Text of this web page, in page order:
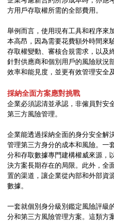
方用戶存取權所需的全部費用。
舉例而言，使用現有工具和程序來
本高昂，因為需要花費額外時間來
存取權變動、審核合規需求，以及
針對供應商和個別用戶的風險狀況
效率和能見度，並更有效管理安全
採納全面方案應對挑戰
企業必須認清並承認，非僱員對安
第三方風險管理。
企業能透過採納全面的身分安全解
管理第三方身分的成本和風險。一
分和存取數據專門建構權威來源，
決方案長期存在的局限。此外，全
置的渠道，讓企業從內部和外部資
數據。
一套就個別身分級別鑑定風險評級
分和第三方風險管理方案。這類方